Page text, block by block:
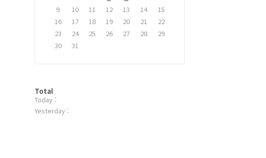
9
10 11 12 13 14
15
16
17 18 19 20 21
22
23
24 25 26 27 28
29
30
31
방
문
자
Total
Today :
Yesterday :